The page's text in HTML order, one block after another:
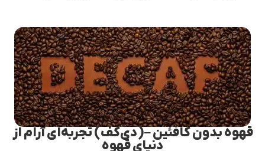
قهوه بدون کافئین –(دی‌کف) تجربه‌ای آرام از
دنیای قهوه